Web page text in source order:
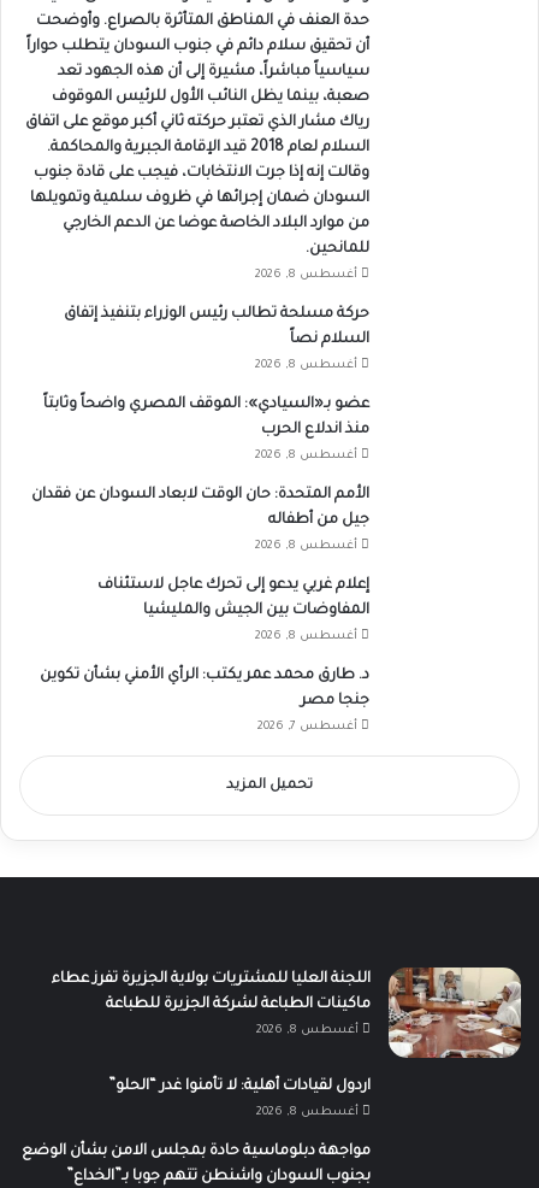
حدة العنف في المناطق المتأثرة بالصراع. وأوضحت
أن تحقيق سلام دائم في جنوب السودان يتطلب حواراً
سياسياً مباشراً، مشيرة إلى أن هذه الجهود تعد
صعبة، بينما يظل النائب الأول للرئيس الموقوف
رياك مشار الذي تعتبر حركته ثاني أكبر موقع على اتفاق
السلام لعام 2018 قيد الإقامة الجبرية والمحاكمة.
وقالت إنه إذا جرت الانتخابات، فيجب على قادة جنوب
السودان ضمان إجرائها في ظروف سلمية وتمويلها
من موارد البلاد الخاصة عوضا عن الدعم الخارجي
للمانحين.
أغسطس 8, 2026
حركة مسلحة تطالب رئيس الوزراء بتنفيذ إتفاق
السلام نصاً
أغسطس 8, 2026
عضو بـ«السيادي»: الموقف المصري واضحاً وثابتاً
منذ اندلاع الحرب
أغسطس 8, 2026
الأمم المتحدة: حان الوقت لابعاد السودان عن فقدان
جيل من أطفاله
أغسطس 8, 2026
إعلام غربي يدعو إلى تحرك عاجل لاستئناف
المفاوضات بين الجيش والمليشيا
أغسطس 8, 2026
د. طارق محمد عمر يكتب: الرأي الأمني بشأن تكوين
جنجا مصر
أغسطس 7, 2026
تحميل المزيد
اللجنة العليا للمشتريات بولاية الجزيرة تفرز عطاء
ماكينات الطباعة لشركة الجزيرة للطباعة
أغسطس 8, 2026
اردول لقيادات أهلية: لا تأمنوا غدر “الحلو”
أغسطس 8, 2026
مواجهة دبلوماسية حادة بمجلس الامن بشأن الوضع
بجنوب السودان واشنطن تتهم جوبا بـ”الخداع”